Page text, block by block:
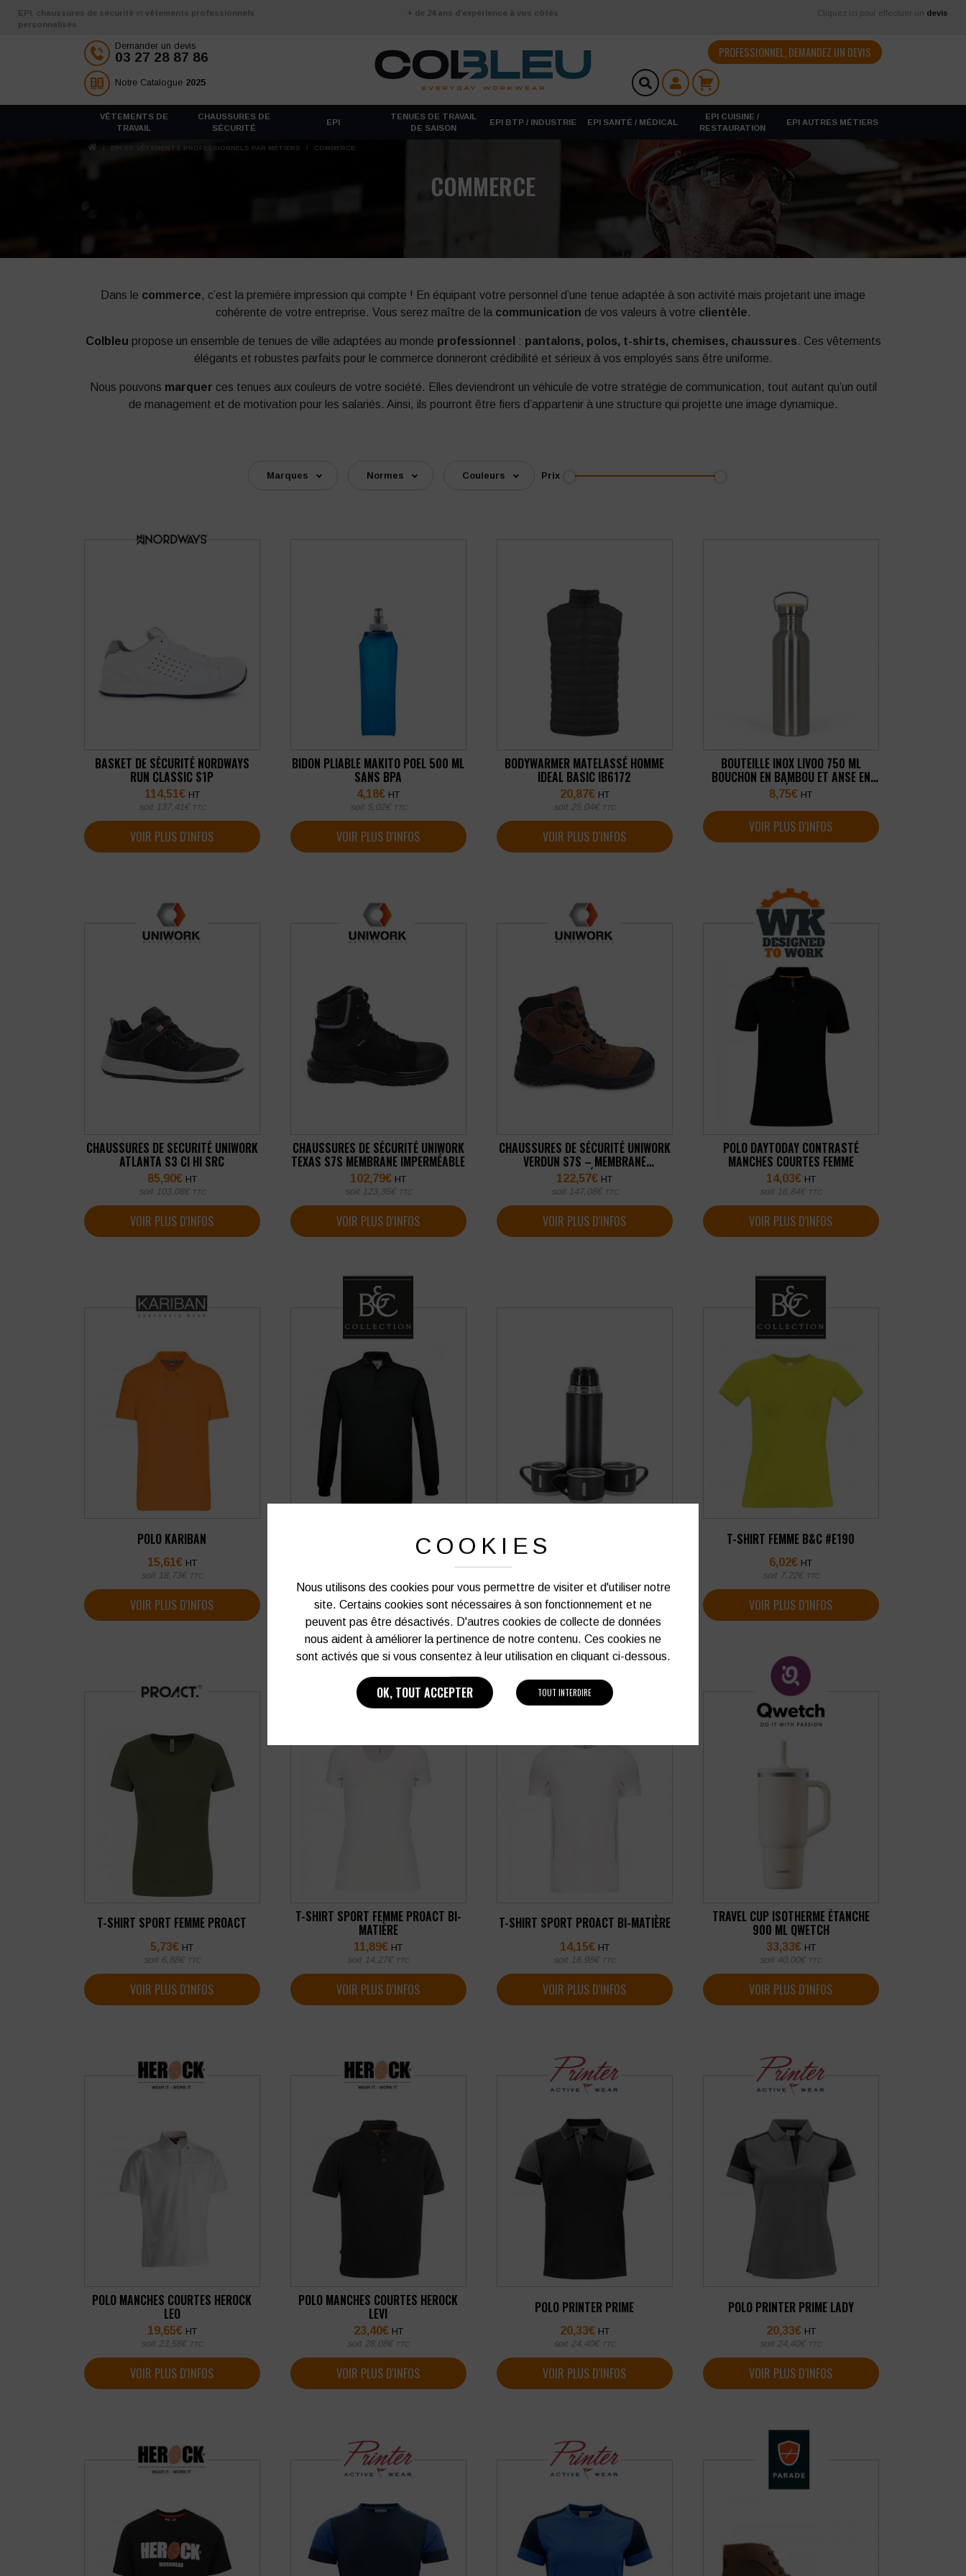
Aller au contenu
EPI chaussures de sécurité et vêtements professionnels
personnalisés
+ de 24 ans d’expérience à vos côtés Cliquez ici pour effectuer un devis
Demander un devis
03 27 28 87 86
Notre Catalogue 2025
PROFESSIONNEL, DEMANDEZ UN DEVIS
VÊTEMENTS DE
TRAVAIL
CHAUSSURES DE
SÉCURITÉ
EPI
TENUES DE TRAVAIL
DE SAISON
EPI BTP / INDUSTRIE EPI SANTÉ / MÉDICAL
EPI CUISINE /
RESTAURATION
EPI AUTRES MÉTIERS
/ EPI ET VÊTEMENTS PROFESSIONNELS PAR MÉTIERS / COMMERCE
COMMERCE
Dans le commerce, c’est la première impression qui compte ! En équipant votre personnel d’une tenue adaptée à son activité mais projetant une image
cohérente de votre entreprise. Vous serez maître de la communication de vos valeurs à votre clientèle.
Colbleu propose un ensemble de tenues de ville adaptées au monde professionnel : pantalons, polos, t-shirts, chemises, chaussures. Ces vêtements
élégants et robustes parfaits pour le commerce donneront crédibilité et sérieux à vos employés sans être uniforme.
Nous pouvons marquer ces tenues aux couleurs de votre société. Elles deviendront un véhicule de votre stratégie de communication, tout autant qu’un outil
de management et de motivation pour les salariés. Ainsi, ils pourront être fiers d’appartenir à une structure qui projette une image dynamique.
Marques Normes Couleurs Prix
BASKET DE SÉCURITÉ NORDWAYS
RUN CLASSIC S1P
114,51€ HT
soit 137,41 € TTC
VOIR PLUS D'INFOS
BIDON PLIABLE MAKITO POEL 500 ML
SANS BPA
4,18€ HT
soit 5,02€ TTC
VOIR PLUS D'INFOS
BODYWARMER MATELASSÉ HOMME
IDEAL BASIC IB6172
20,87€ HT
soit 25,04€ TTC
VOIR PLUS D'INFOS
BOUTEILLE INOX LIVOO 750 ML
BOUCHON EN BAMBOU ET ANSE EN
MÉTAL
8,75€ HT
VOIR PLUS D'INFOS
CHAUSSURES DE SECURITÉ UNIWORK
ATLANTA S3 CI HI SRC
85,90€ HT
soit 103,08€ TTC
VOIR PLUS D'INFOS
CHAUSSURES DE SÉCURITÉ UNIWORK
TEXAS S7S MEMBRANE IMPERMÉABLE
102,79€ HT
soit 123,35€ TTC
VOIR PLUS D'INFOS
CHAUSSURES DE SÉCURITÉ UNIWORK
VERDUN S7S – MEMBRANE
IMPERMÉABLE
122,57€ HT
soit 147,08€ TTC
VOIR PLUS D'INFOS
POLO DAYTODAY CONTRASTÉ
MANCHES COURTES FEMME
14,03€ HT
soit 16,84€ TTC
VOIR PLUS D'INFOS
POLO KARIBAN
15,61€ HT
soit 18,73€ TTC
VOIR PLUS D'INFOS VOIR PLUS D'INFOS
ML AVEC 3 TASSES
VOIR PLUS D'INFOS
T-SHIRT FEMME B&C #E190
6,02€ HT
soit 7,22€ TTC
VOIR PLUS D'INFOS
T-SHIRT SPORT FEMME PROACT
5,73€ HT
soit 6,88€ TTC
VOIR PLUS D'INFOS
T-SHIRT SPORT FEMME PROACT BI-
MATIÈRE
11,89€ HT
soit 14,27€ TTC
VOIR PLUS D'INFOS
T-SHIRT SPORT PROACT BI-MATIÈRE
14,15€ HT
soit 16,98€ TTC
VOIR PLUS D'INFOS
TRAVEL CUP ISOTHERME ÉTANCHE
900 ML QWETCH
33,33€ HT
soit 40,00€ TTC
VOIR PLUS D'INFOS
POLO MANCHES COURTES HEROCK
LEO
19,65€ HT
soit 23,58€ TTC
VOIR PLUS D'INFOS
POLO MANCHES COURTES HEROCK
LEVI
23,40€ HT
soit 28,08€ TTC
VOIR PLUS D'INFOS
POLO PRINTER PRIME
20,33€ HT
soit 24,40€ TTC
VOIR PLUS D'INFOS
POLO PRINTER PRIME LADY
20,33€ HT
soit 24,40€ TTC
VOIR PLUS D'INFOS
COOKIES
Nous utilisons des cookies pour vous permettre de visiter et d'utiliser notre
site. Certains cookies sont nécessaires à son fonctionnement et ne
peuvent pas être désactivés. D'autres cookies de collecte de données
nous aident à améliorer la pertinence de notre contenu. Ces cookies ne
sont activés que si vous consentez à leur utilisation en cliquant ci-dessous.
OK, TOUT ACCEPTER TOUT INTERDIRE